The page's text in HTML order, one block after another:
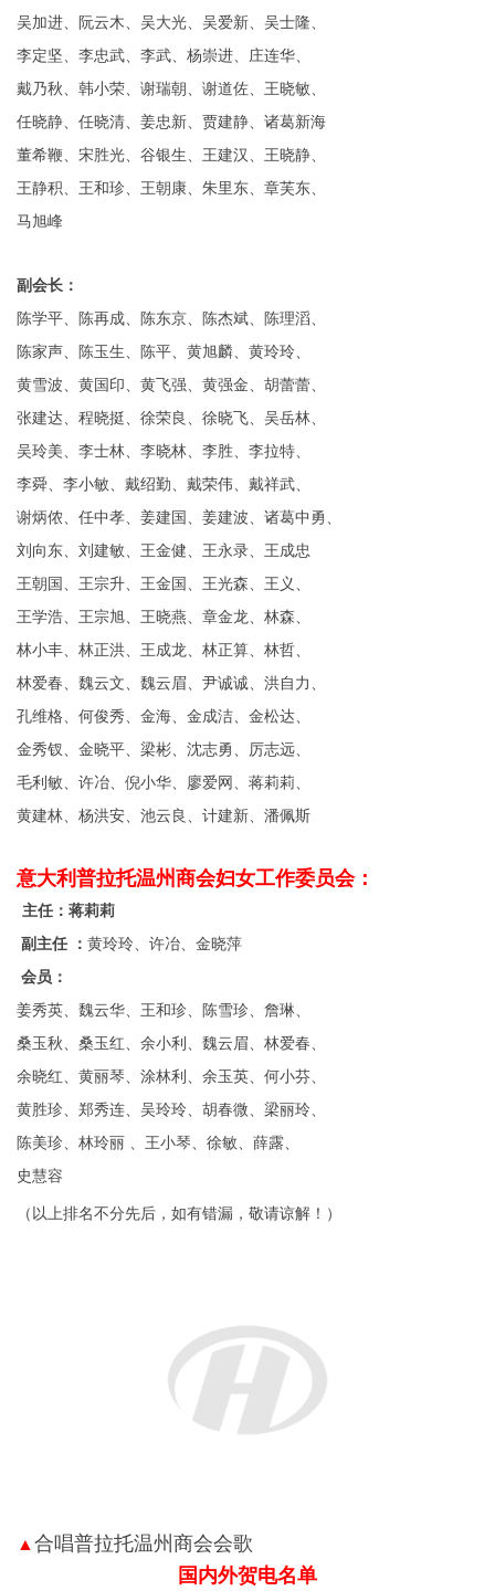
吴加进、
阮云木、 吴大光、吴爱新、吴士隆、
李定坚、李忠武、李武、杨崇进、庄连华、
戴乃秋、韩小荣、谢瑞朝、谢道佐、 王晓敏、
任晓静、任晓清、姜忠新、贾建静、 诸葛新海
董希鞭、宋胜光、谷银生、 王建汉、王晓静、
王静积、王和珍、王朝康、 朱里东、章芙东、
马旭峰
副会长：
陈学平、陈再成、陈东京、陈杰斌、陈理滔、
陈家声、陈玉生、陈平、黄旭麟、黄玲玲、
黄雪波、黄国印、黄飞强、黄强金、胡蕾蕾、
张建达、程晓挺、徐荣良、徐晓飞、吴岳林、
吴玲美、李士林、李晓林、李胜、李拉特、
李舜、李小敏、戴绍勤、戴荣伟、戴祥武、
谢炳侬、任中孝、姜建国、姜建波、诸葛中勇、
刘向东、刘建敏、王金健、王永录、王成忠
王朝国、王宗升、王金国、王光森、王义、
王学浩、王宗旭、王晓燕、章金龙、林森、
林小丰、林正洪、王成龙、林正算、林哲、
林爱春、魏云文、魏云眉、尹诚诚、洪自力、
孔维格、何俊秀、金海、金成洁、金松达、
金秀钗、金晓平、梁彬、沈志勇、厉志远、
毛利敏、许冶、倪小华、廖爱网、蒋莉莉、
黄建林、杨洪安、池云良、计建新、潘佩斯
意大利普拉托温州商会妇女工作委员会：
主任： 蒋莉莉
副主任 ： 黄玲玲、许冶、金晓萍
会员：
姜秀英、魏云华、 王和珍、
陈雪珍、詹琳、
桑玉秋、桑玉红、 余小利、魏云眉、林爱春、
余晓红、黄丽琴、 涂林利、余玉英、何小芬、
黄胜珍、郑秀连、 吴玲玲、胡春微、梁丽玲、
陈美珍、林玲丽 、 王小琴、徐敏、薛露、
史慧容
（以上排名不分先后，如有错漏，敬请谅解！）
▲ 合唱普拉托温州商会会歌
国内外贺电名单